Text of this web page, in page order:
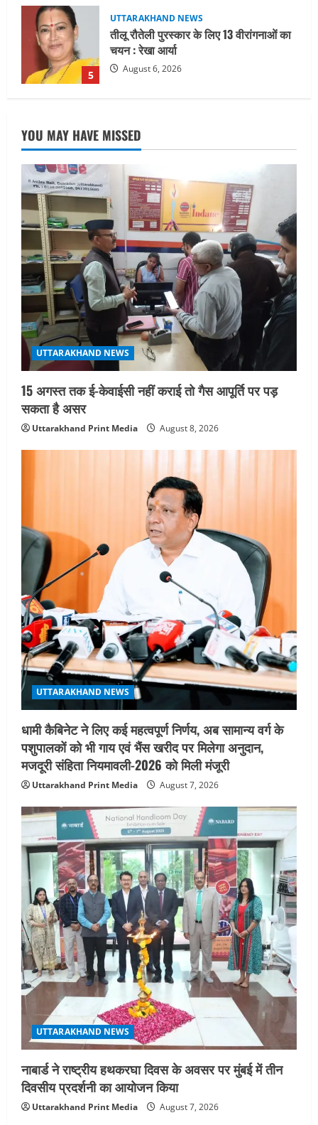
1
UTTARAKHAND NEWS
15 अगस्त तक ई-केवाईसी नहीं कराई तो गैस
आपूर्ति पर पड़ सकता है असर
August 8, 2026
2
सामान्य वर्ग के पशुपालकों को भी गाय एवं भैंस
खरीद पर मिलेगा अनुदान, मजदूरी संहिता
नियमावली-2026 को मिली मंजूरी
August 7, 2026
3
UTTARAKHAND NEWS
नाबार्ड ने राष्ट्रीय हथकरघा दिवस के अवसर पर
मुंबई में तीन दिवसीय प्रदर्शनी का आयोजन किया
August 7, 2026
4
UTTARAKHAND NEWS
जिलाधिकारी/जिला निर्वाचन अधिकारी ने
सहसपुर विधानसभा क्षेत्र के पोलिंग बूथों का
निरीक्षण कर एसआईआर आपत्ति निस्तारण
शिविर की व्यवस्थाओं का लिया जायजा
August 6, 2026
UTTARAKHAND NEWS
तीलू रौतेली पुरस्कार के लिए 13 वीरांगनाओं का
चयन : रेखा आर्या
YOU MAY HAVE MISSED
UTTARAKHAND NEWS
15 अगस्त तक ई-केवाईसी नहीं कराई तो गैस आपूर्ति पर पड़
सकता है असर
Uttarakhand Print Media August 8, 2026
UTTARAKHAND NEWS
धामी कैबिनेट ने लिए कई महत्वपूर्ण निर्णय, अब सामान्य वर्ग के
पशुपालकों को भी गाय एवं भैंस खरीद पर मिलेगा अनुदान,
मजदूरी संहिता नियमावली-2026 को मिली मंजूरी
Uttarakhand Print Media August 7, 2026
UTTARAKHAND NEWS
नाबार्ड ने राष्ट्रीय हथकरघा दिवस के अवसर पर मुंबई में तीन
दिवसीय प्रदर्शनी का आयोजन किया
Uttarakhand Print Media August 7, 2026